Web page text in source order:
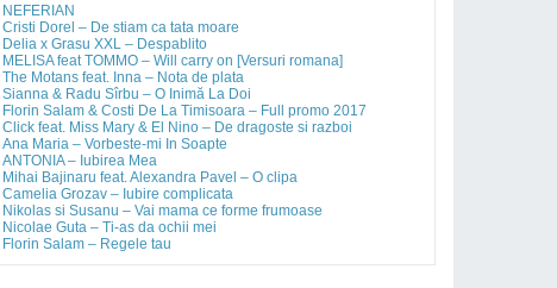
NEFERIAN
Cristi Dorel – De stiam ca tata moare
Delia x Grasu XXL – Despablito
MELISA feat TOMMO – Will carry on [Versuri romana]
The Motans feat. Inna – Nota de plata
Sianna & Radu Sîrbu – O Inimă La Doi
Florin Salam & Costi De La Timisoara – Full promo 2017
Click feat. Miss Mary & El Nino – De dragoste si razboi
Ana Maria – Vorbeste-mi In Soapte
ANTONIA – Iubirea Mea
Mihai Bajinaru feat. Alexandra Pavel – O clipa
Camelia Grozav – Iubire complicata
Nikolas si Susanu – Vai mama ce forme frumoase
Nicolae Guta – Ti-as da ochii mei
Florin Salam – Regele tau